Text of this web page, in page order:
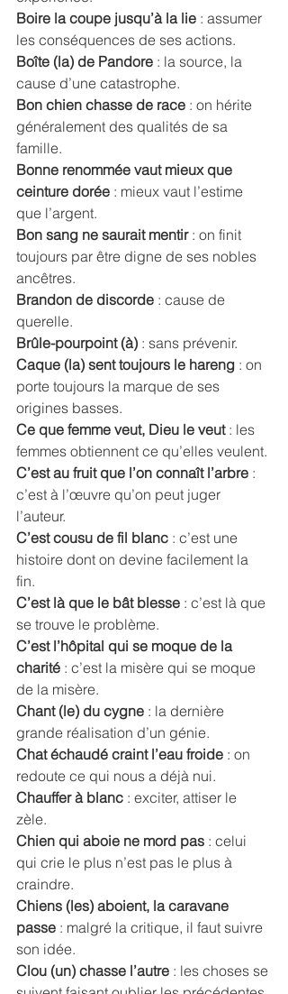
Boire la coupe jusqu’à la lie : assumer
les conséquences de ses actions.
Boîte (la) de Pandore : la source, la
cause d’une catastrophe.
Bon chien chasse de race : on hérite
généralement des qualités de sa
famille.
Bonne renommée vaut mieux que
ceinture dorée : mieux vaut l’estime
que l’argent.
Bon sang ne saurait mentir : on finit
toujours par être digne de ses nobles
ancêtres.
Brandon de discorde : cause de
querelle.
Brûle-pourpoint (à) : sans prévenir.
Caque (la) sent toujours le hareng : on
porte toujours la marque de ses
origines basses.
Ce que femme veut, Dieu le veut : les
femmes obtiennent ce qu’elles veulent.
C’est au fruit que l’on connaît l’arbre :
c’est à l’œuvre qu’on peut juger
l’auteur.
C’est cousu de fil blanc : c’est une
histoire dont on devine facilement la
fin.
C’est là que le bât blesse : c’est là que
se trouve le problème.
C’est l’hôpital qui se moque de la
charité : c’est la misère qui se moque
de la misère.
Chant (le) du cygne : la dernière
grande réalisation d’un génie.
Chat échaudé craint l’eau froide : on
redoute ce qui nous a déjà nui.
Chauffer à blanc : exciter, attiser le
zèle.
Chien qui aboie ne mord pas : celui
qui crie le plus n’est pas le plus à
craindre.
Chiens (les) aboient, la caravane
passe : malgré la critique, il faut suivre
son idée.
Clou (un) chasse l’autre : les choses se